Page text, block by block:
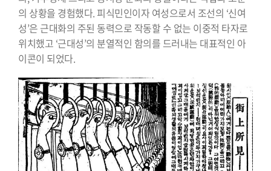
의 상황을 경험했다. 피식민인이자 여성으로서 조선의 ‘신여
성’은 근대화의 주된 동력으로 작동할 수 없는 이중적 타자로
위치했고 ‘근대성’의 분열적인 함의를 드러내는 대표적인 아
이콘이 되었다.